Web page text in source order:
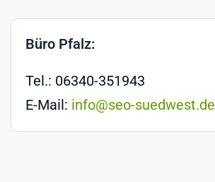
Büro Pfalz:
Tel.: 06340-351943
E-Mail: info@seo-suedwest.de